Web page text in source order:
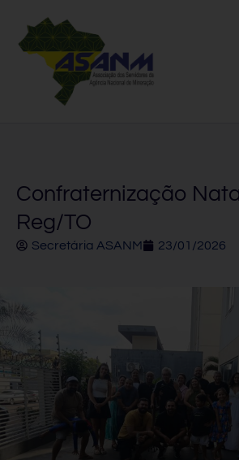
Confraternização
Reg/TO
Secretária ASANM 23/01/2026